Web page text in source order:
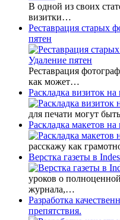
В одной из своих
визитки…
Реставрация старых
пятен
Реставрация
как может…
Раскладка визиток на
для печати могут
Раскладка макетов
расскажу как
Верстка газеты в
уроков о
журнала,…
Разработка
препятствия.